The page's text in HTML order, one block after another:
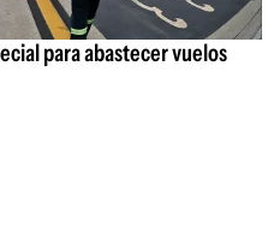
para abastecer vuelos